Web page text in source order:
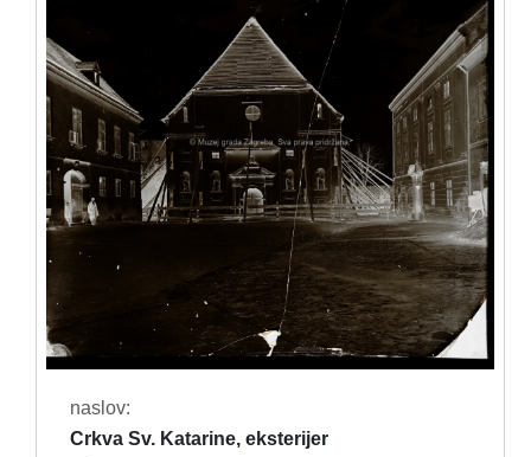
naslov:
Crkva Sv. Katarine, eksterijer